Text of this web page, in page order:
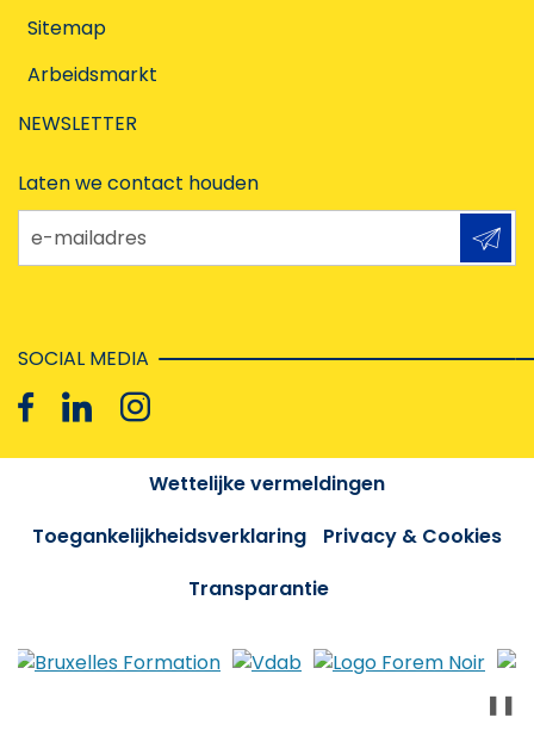
Sitemap
Arbeidsmarkt
NEWSLETTER
Laten we contact houden
e-mailadres
SOCIAL MEDIA
Wettelijke vermeldingen
Toegankelijkheidsverklaring
Privacy & Cookies
Transparantie
❚❚